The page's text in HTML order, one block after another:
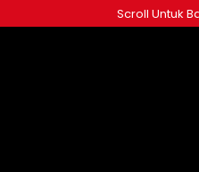
ke
Scroll Untuk